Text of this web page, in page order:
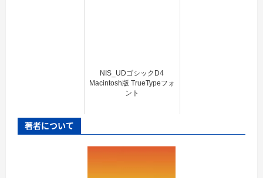
NIS_UDゴシックD4
Macintosh版 TrueTypeフォ
ント
著者について